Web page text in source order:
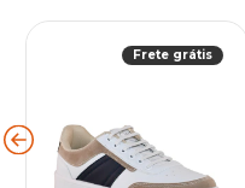
Frete grátis